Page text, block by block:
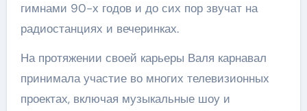
гимнами 90-х годов и до сих пор звучат на
радиостанциях и вечеринках.
На протяжении своей карьеры Валя карнавал
принимала участие во многих телевизионных
проектах, включая музыкальные шоу и